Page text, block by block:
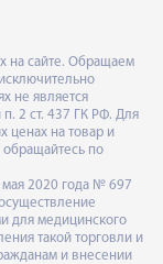
на сайте. Обращаем
не является
2 ст. 437 ГК РФ. Для
ценах на товар и
обращайтесь по
мая 2020 года № 697
для медицинского
такой торговли и
и внесении